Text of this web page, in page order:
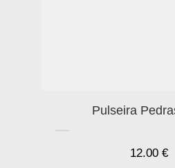
Pulseira
12.00 €